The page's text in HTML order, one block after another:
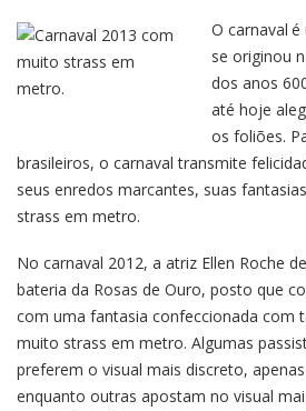
O carnaval é
se originou
dos anos
até hoje
os foliões.
brasileiros, o carnaval transmite
seus enredos marcantes, suas
strass em metro.
No carnaval 2012, a atriz Ellen Roche
bateria da Rosas de Ouro, posto que
com uma fantasia confeccionada com
muito strass em metro. Algumas
preferem o visual mais discreto,
enquanto outras apostam no visual